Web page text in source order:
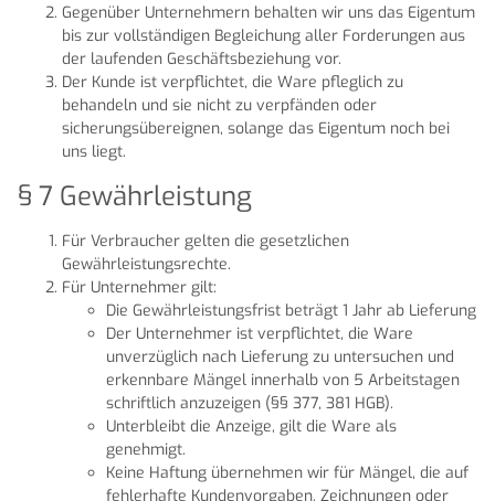
Gegenüber Unternehmern behalten wir uns das Eigentum
bis zur vollständigen Begleichung aller Forderungen aus
der laufenden Geschäftsbeziehung vor.
Der Kunde ist verpflichtet, die Ware pfleglich zu
behandeln und sie nicht zu verpfänden oder
sicherungsübereignen, solange das Eigentum noch bei
uns liegt.
§ 7 Gewährleistung
Für Verbraucher gelten die gesetzlichen
Gewährleistungsrechte.
Für Unternehmer gilt:
Die Gewährleistungsfrist beträgt 1 Jahr ab Lieferung
Der Unternehmer ist verpflichtet, die Ware
unverzüglich nach Lieferung zu untersuchen und
erkennbare Mängel innerhalb von 5 Arbeitstagen
schriftlich anzuzeigen (§§ 377, 381 HGB).
Unterbleibt die Anzeige, gilt die Ware als
genehmigt.
Keine Haftung übernehmen wir für Mängel, die auf
fehlerhafte Kundenvorgaben, Zeichnungen oder